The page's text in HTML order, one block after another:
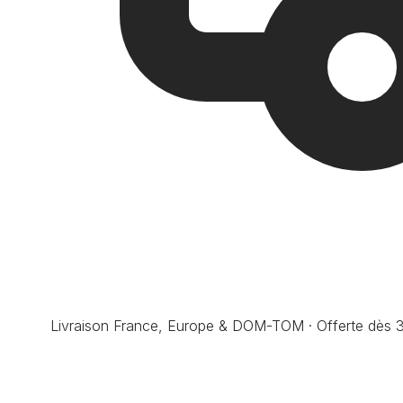
Livraison France, Europe & DOM-TOM · Offerte dès